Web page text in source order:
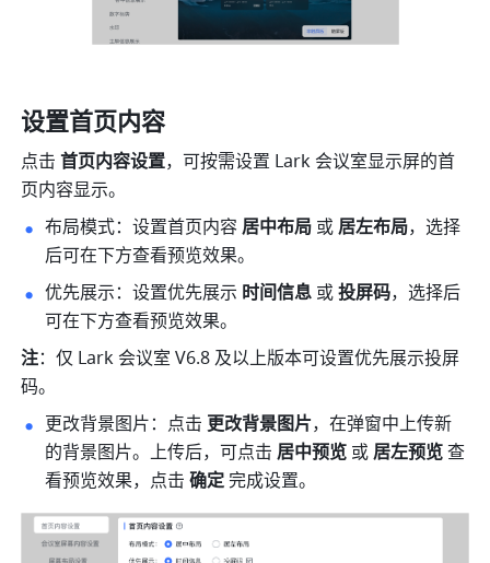
设置首页内容
点击 首页内容设置，可按需设置 Lark 会议室显示屏的首
页内容显示。
布局模式：设置首页内容 居中布局 或 居左布局，选择
后可在下方查看预览效果。
优先展示：设置优先展示 时间信息 或 投屏码，选择后
可在下方查看预览效果。
注：仅 Lark 会议室 V6.8 及以上版本可设置优先展示投屏
码。
更改背景图片：点击 更改背景图片，在弹窗中上传新
的背景图片。上传后，可点击 居中预览 或 居左预览 查
看预览效果，点击 确定 完成设置。